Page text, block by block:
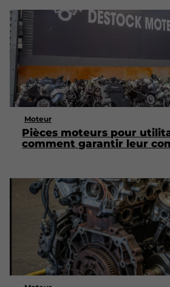
Moteur
Pièces moteurs pour
comment garantir leur